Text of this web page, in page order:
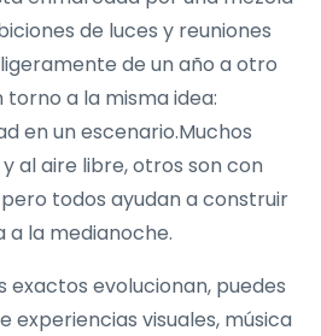
de luces y reuniones
de un año a otro
a la misma idea:
en un escenario.Muchos
al aire libre, otros son con
todos ayudan a construir
a la medianoche.
exactos evolucionan, puedes
experiencias visuales, música